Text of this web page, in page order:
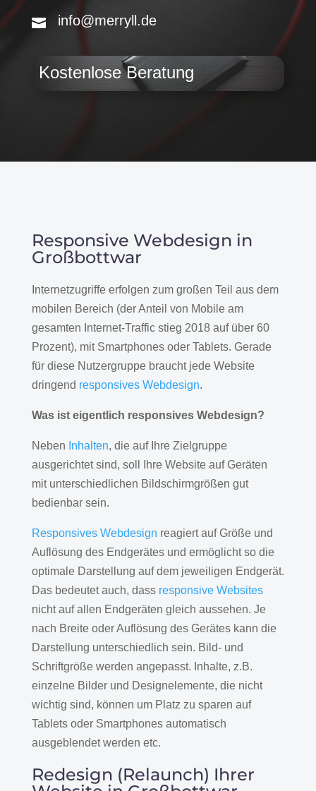
info@merryll.de
Kostenlose Beratung
Responsive Webdesign in
Großbottwar
Internetzugriffe erfolgen zum großen Teil aus dem
mobilen Bereich (der Anteil von Mobile am
gesamten Internet-Traffic stieg 2018 auf über 60
Prozent), mit Smartphones oder Tablets. Gerade
für diese Nutzergruppe braucht jede Website
dringend responsives Webdesign.
Was ist eigentlich responsives Webdesign?
Neben Inhalten, die auf Ihre Zielgruppe
ausgerichtet sind, soll Ihre Website auf Geräten
mit unterschiedlichen Bildschirmgrößen gut
bedienbar sein.
Responsives Webdesign reagiert auf Größe und
Auflösung des Endgerätes und ermöglicht so die
optimale Darstellung auf dem jeweiligen Endgerät.
Das bedeutet auch, dass responsive Websites
nicht auf allen Endgeräten gleich aussehen. Je
nach Breite oder Auflösung des Gerätes kann die
Darstellung unterschiedlich sein. Bild- und
Schriftgröße werden angepasst. Inhalte, z.B.
einzelne Bilder und Designelemente, die nicht
wichtig sind, können um Platz zu sparen auf
Tablets oder Smartphones automatisch
ausgeblendet werden etc.
Redesign (Relaunch) Ihrer